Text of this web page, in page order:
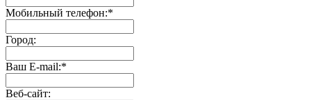
Мобильный телефон:*
Город:
Ваш E-mail:*
Веб-сайт: